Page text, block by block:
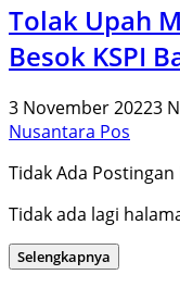
Tolak Upah
Besok KSPI
3 November 20223
Nusantara Pos
Tidak Ada Postingan
Tidak ada lagi
Selengkapnya